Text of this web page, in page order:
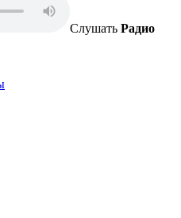
Слушать Радио